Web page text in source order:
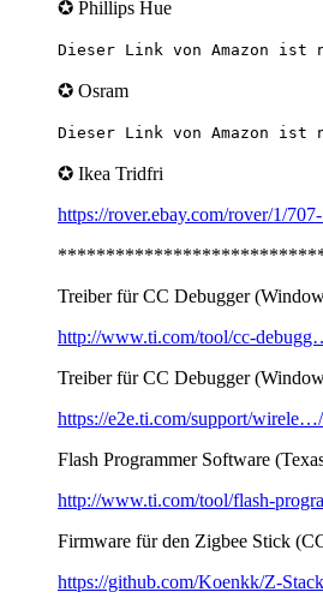
✪ Phillips Hue
Dieser Link von Amazon
✪ Osram
Dieser Link von Amazon
✪ Ikea Tridfri
https://rover.ebay.com/rover/1/
Treiber für CC Debugger
http://www.ti.com/tool/cc-
Treiber für CC Debugger
https://e2e.ti.com/support/
Flash Programmer Software
http://www.ti.com/tool/flash-
Firmware für den Zigbee Stick
https://github.com/Koenkk/Z-